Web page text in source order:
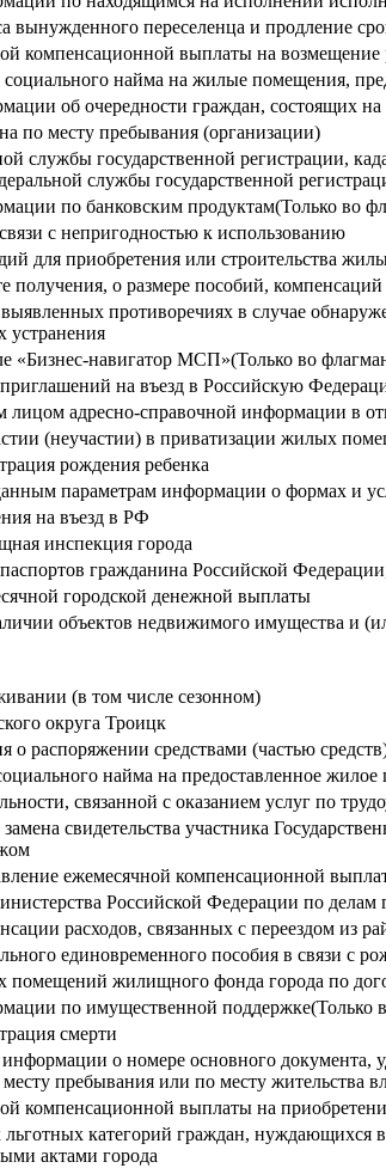
вынужденного переселенца и продление
компенсационной выплаты на
социального найма на жилые помещения,
об очередности граждан, состоящих
по месту пребывания (организации)
службы государственной регистрации,
службы государственной
по банковским продуктам(Только во
с непригодностью к использованию
для приобретения или строительства
получения, о размере пособий,
противоречиях в случае
устранения
«Бизнес-навигатор МСП»(Только во
на въезд в Российскую
лицом адресно-справочной информации в
(неучастии) в приватизации жилых
рождения ребенка
параметрам информации о формах и
на въезд в РФ
инспекция города
гражданина Российской
городской денежной выплаты
объектов недвижимого имущества и
(в том числе сезонном)
округа Троицк
о распоряжении средствами (частью
найма на предоставленное
связанной с оказанием услуг по
свидетельства участника
ежемесячной компенсационной
Российской Федерации по
расходов, связанных с переездом
единовременного пособия в связи с
помещений жилищного фонда города по
по имущественной поддержке(Только
смерти
информации о номере основного
пребывания или по месту жительства
компенсационной выплаты на
категорий граждан, нуждающихся
актами города